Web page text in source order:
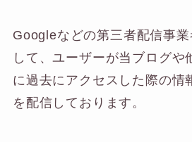
Googleなどの第三者配信事
して、ユーザーが当ブログや
に過去にアクセスした際の情
を配信しております。